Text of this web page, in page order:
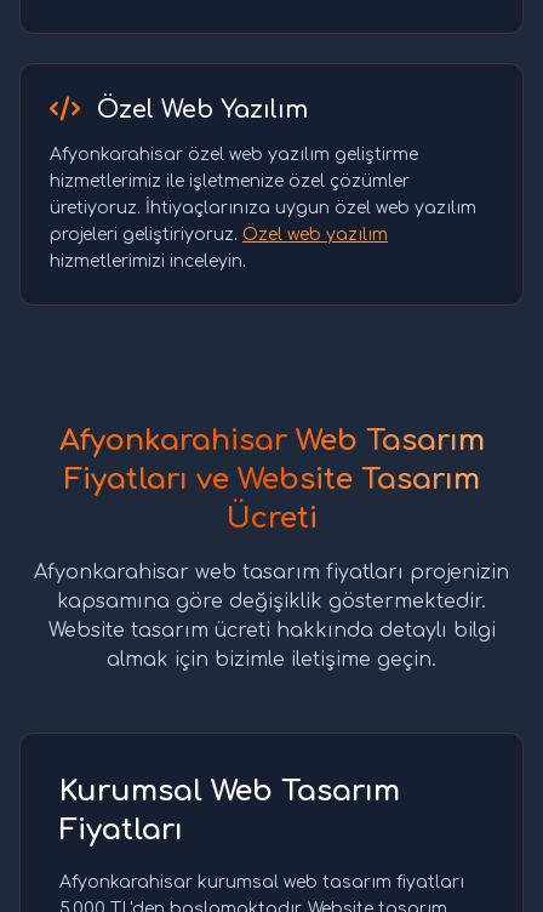
Özel Web Yazılım
Afyonkarahisar özel web yazılım geliştirme
hizmetlerimiz ile işletmenize özel çözümler
üretiyoruz. İhtiyaçlarınıza uygun özel web yazılım
projeleri geliştiriyoruz. Özel web yazılım
hizmetlerimizi inceleyin.
Afyonkarahisar Web Tasarım
Fiyatları ve Website Tasarım
Ücreti
Afyonkarahisar web tasarım fiyatları projenizin
kapsamına göre değişiklik göstermektedir.
Website tasarım ücreti hakkında detaylı bilgi
almak için bizimle iletişime geçin.
Kurumsal Web Tasarım
Fiyatları
Afyonkarahisar kurumsal web tasarım fiyatları